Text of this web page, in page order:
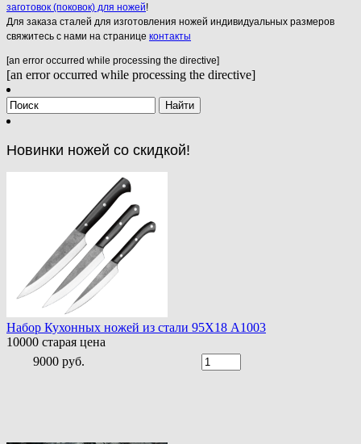
заготовок (поковок) для ножей!
Для заказа сталей для изготовления ножей индивидуальных размеров
свяжитесь с нами на странице контакты
[an error occurred while processing the directive]
[an error occurred while processing the directive]
Новинки ножей со скидкой!
Набор Кухонных ножей из стали 95Х18 A1003
10000 старая цена
9000 руб.